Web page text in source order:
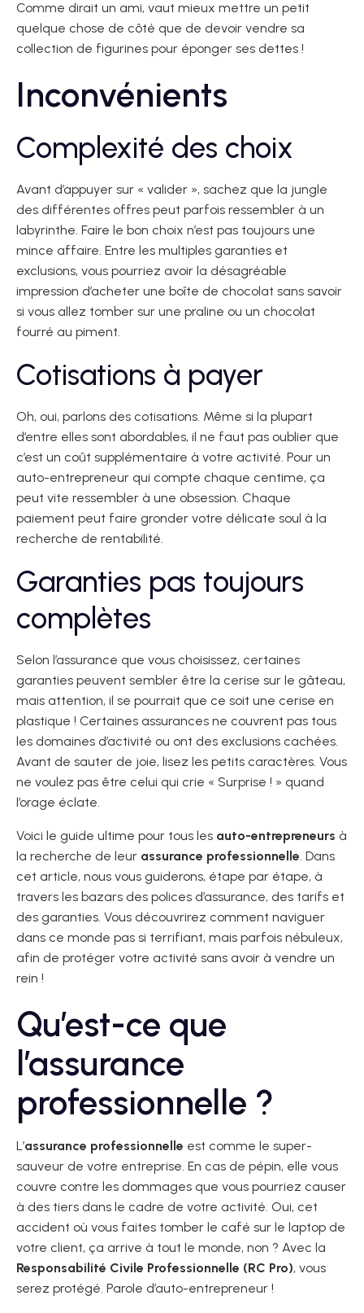
Comme dirait un ami, vaut mieux mettre un petit
quelque chose de côté que de devoir vendre sa
collection de figurines pour éponger ses dettes !
Inconvénients
Complexité des choix
Avant d’appuyer sur « valider », sachez que la jungle
des différentes offres peut parfois ressembler à un
labyrinthe. Faire le bon choix n’est pas toujours une
mince affaire. Entre les multiples garanties et
exclusions, vous pourriez avoir la désagréable
impression d’acheter une boîte de chocolat sans savoir
si vous allez tomber sur une praline ou un chocolat
fourré au piment.
Cotisations à payer
Oh, oui, parlons des cotisations. Même si la plupart
d’entre elles sont abordables, il ne faut pas oublier que
c’est un coût supplémentaire à votre activité. Pour un
auto-entrepreneur qui compte chaque centime, ça
peut vite ressembler à une obsession. Chaque
paiement peut faire gronder votre délicate soul à la
recherche de rentabilité.
Garanties pas toujours
complètes
Selon l’assurance que vous choisissez, certaines
garanties peuvent sembler être la cerise sur le gâteau,
mais attention, il se pourrait que ce soit une cerise en
plastique ! Certaines assurances ne couvrent pas tous
les domaines d’activité ou ont des exclusions cachées.
Avant de sauter de joie, lisez les petits caractères. Vous
ne voulez pas être celui qui crie « Surprise ! » quand
l’orage éclate.
Voici le guide ultime pour tous les auto-entrepreneurs à
la recherche de leur assurance professionnelle. Dans
cet article, nous vous guiderons, étape par étape, à
travers les bazars des polices d’assurance, des tarifs et
des garanties. Vous découvrirez comment naviguer
dans ce monde pas si terrifiant, mais parfois nébuleux,
afin de protéger votre activité sans avoir à vendre un
rein !
Qu’est-ce que
l’assurance
professionnelle ?
L’assurance professionnelle est comme le super-
sauveur de votre entreprise. En cas de pépin, elle vous
couvre contre les dommages que vous pourriez causer
à des tiers dans le cadre de votre activité. Oui, cet
accident où vous faites tomber le café sur le laptop de
votre client, ça arrive à tout le monde, non ? Avec la
Responsabilité Civile Professionnelle (RC Pro), vous
serez protégé. Parole d’auto-entrepreneur !